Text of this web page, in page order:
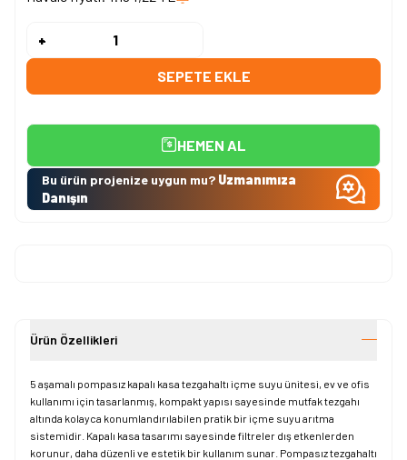
-
+
SEPETE EKLE
HEMEN AL
Bu ürün projenize uygun mu? Uzmanımıza
Danışın
Ürün Özellikleri
5 aşamalı pompasız kapalı kasa tezgahaltı içme suyu ünitesi, ev ve ofis
kullanımı için tasarlanmış, kompakt yapısı sayesinde mutfak tezgahı
altında kolayca konumlandırılabilen pratik bir içme suyu arıtma
sistemidir. Kapalı kasa tasarımı sayesinde filtreler dış etkenlerden
korunur, daha düzenli ve estetik bir kullanım sunar. Pompasız tezgahaltı